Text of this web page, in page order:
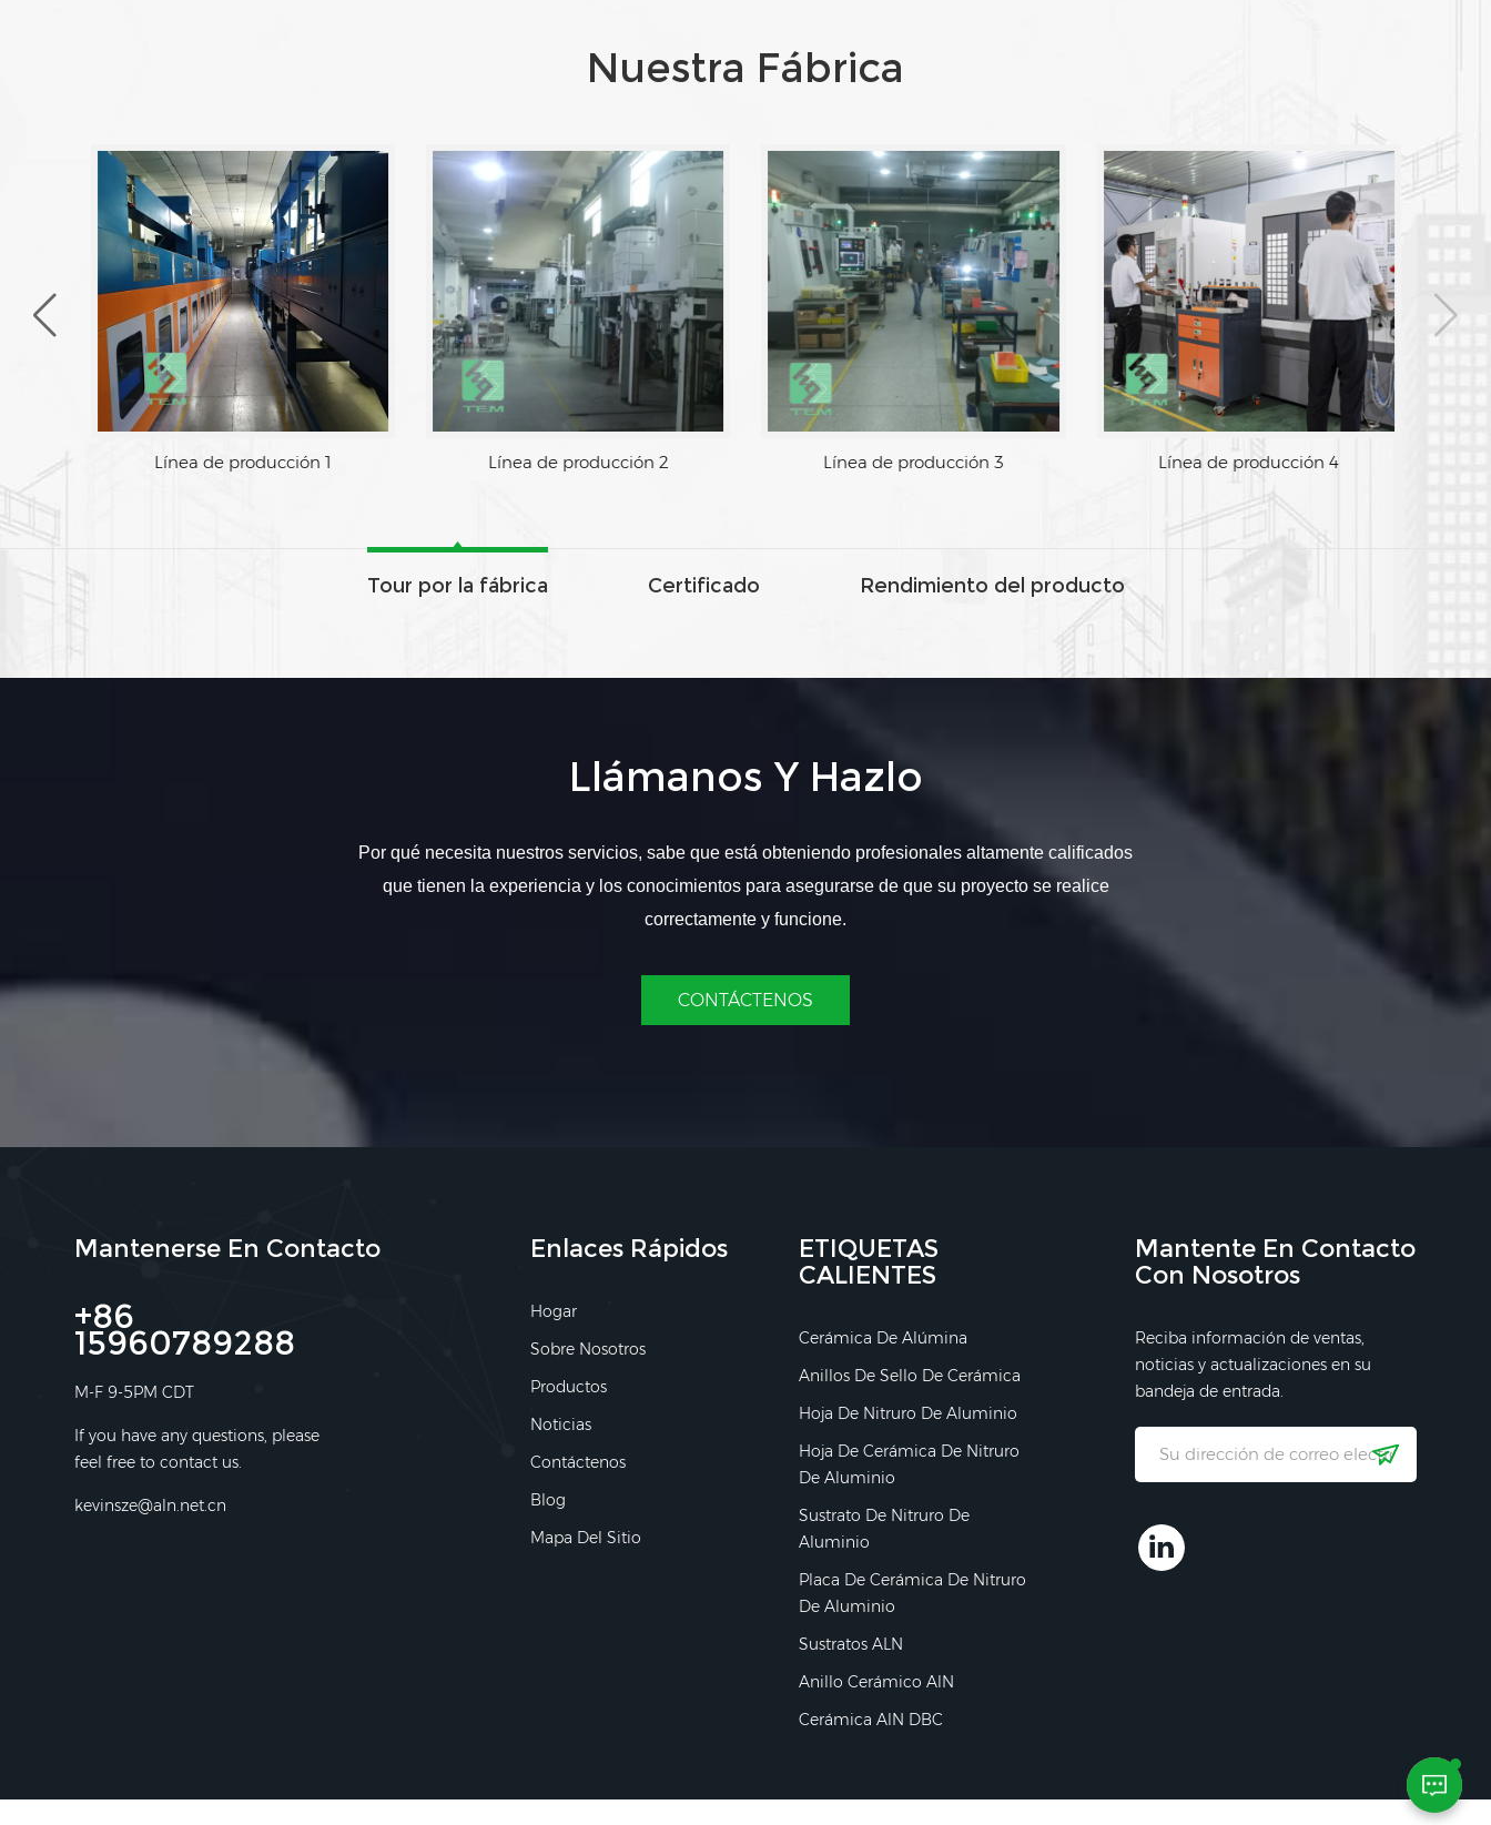
Nuestra Fábrica
Línea de producción 1 Línea de producción 2 Línea de producción 3 Línea de producción 4
Tour por la fábrica Certificado Rendimiento del producto
Llámanos Y Hazlo
Por qué necesita nuestros servicios, sabe que está obteniendo profesionales altamente calificados
que tienen la experiencia y los conocimientos para asegurarse de que su proyecto se realice
correctamente y funcione.
CONTÁCTENOS
Mantenerse En Contacto
+86
15960789288
M-F 9-5PM CDT
If you have any questions, please
feel free to contact us.
kevinsze@aln.net.cn
Enlaces Rápidos
Hogar
Sobre Nosotros
Productos
Noticias
Contáctenos
Blog
Mapa Del Sitio
ETIQUETAS
CALIENTES
Cerámica De Alúmina
Anillos De Sello De Cerámica
Hoja De Nitruro De Aluminio
Hoja De Cerámica De Nitruro
De Aluminio
Sustrato De Nitruro De
Aluminio
Placa De Cerámica De Nitruro
De Aluminio
Sustratos ALN
Anillo Cerámico AlN
Cerámica AlN DBC
Mantente En Contacto
Con Nosotros
Reciba información de ventas,
noticias y actualizaciones en su
bandeja de entrada.